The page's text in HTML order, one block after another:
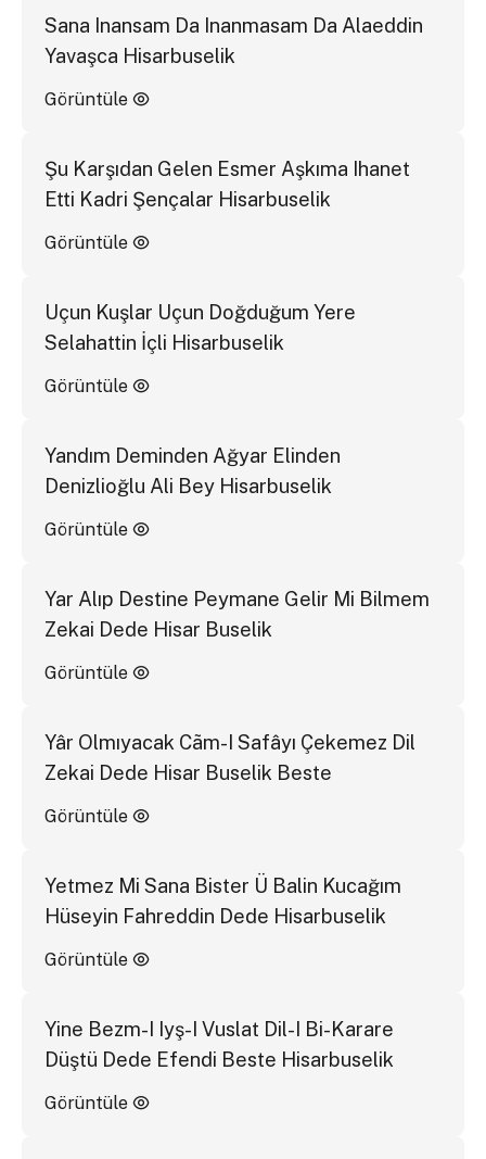
Sana Inansam Da Inanmasam Da Alaeddin
Yavaşca Hisarbuselik
Görüntüle
Şu Karşıdan Gelen Esmer Aşkıma Ihanet
Etti Kadri Şençalar Hisarbuselik
Görüntüle
Uçun Kuşlar Uçun Doğduğum Yere
Selahattin İçli Hisarbuselik
Görüntüle
Yandım Deminden Ağyar Elinden
Denizlioğlu Ali Bey Hisarbuselik
Görüntüle
Yar Alıp Destine Peymane Gelir Mi Bilmem
Zekai Dede Hisar Buselik
Görüntüle
Yâr Olmıyacak Cãm-I Safâyı Çekemez Dil
Zekai Dede Hisar Buselik Beste
Görüntüle
Yetmez Mi Sana Bister Ü Balin Kucağım
Hüseyin Fahreddin Dede Hisarbuselik
Görüntüle
Yine Bezm-I Iyş-I Vuslat Dil-I Bi-Karare
Düştü Dede Efendi Beste Hisarbuselik
Görüntüle